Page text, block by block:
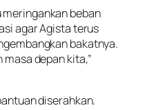
meringankan beban
agar Agista terus
bakatnya.
depan kita,”
diserahkan.